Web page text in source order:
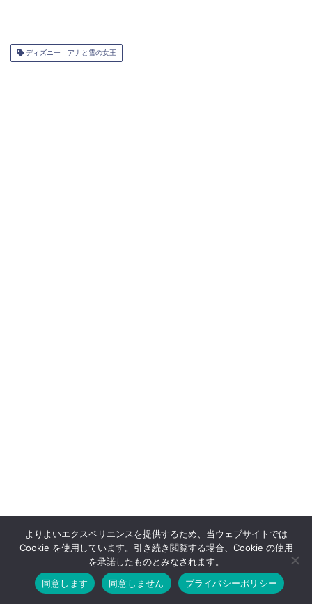
ディズニー アナと雪の女王
ホーム お問い合わせ
よりよいエクスペリエンスを提供するため、当ウェブサイトでは
Cookie を使用しています。引き続き閲覧する場合、Cookie の使用
を承諾したものとみなされます。
同意します
同意しません プライバシーポリシー